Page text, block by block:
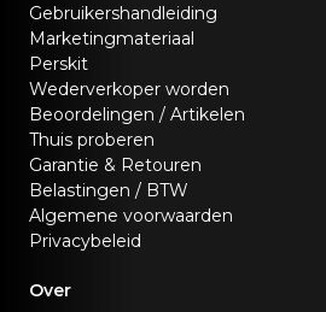
Gebruikershandleiding
Marketingmateriaal
Perskit
Wederverkoper worden
Beoordelingen / Artikelen
Thuis proberen
Garantie & Retouren
Belastingen / BTW
Algemene voorwaarden
Privacybeleid
Over